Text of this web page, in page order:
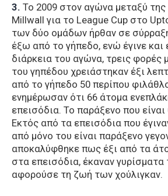
3. Το 2009 στον αγώνα μεταξύ της
Millwall για το League Cup στο
των δύο ομάδων ήρθαν σε
έξω από το γήπεδο, ενώ έγινε και
διάρκεια του αγώνα, τρεις φορές
του γηπέδου χρειάστηκαν έξι
από το γήπεδο 50 περίπου
ενημέρωσαν ότι 66 άτομα
επεισόδια. Το παράξενο που είναι
Εκτός από τα επεισόδια που
από μόνο του είναι παράξενο
αποκαλύφθηκε πως έξι από τα
στα επεισόδια, έκαναν γυρίσματα
αφορούσε τη ζωή των χούλιγκαν.